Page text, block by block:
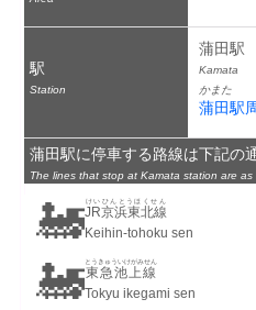
駅
Station
蒲田駅
Kamata
かまた
蒲田駅
蒲田駅に停車する路線は下記の
The lines that stop at Kamata station are as
🚂JR京浜東北線
けいひんとうほくせん
Keihin-tohoku sen
🚂東急池上線
とうきゅういけがみせん
Tokyu ikegami sen